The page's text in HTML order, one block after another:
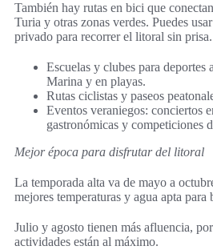
También hay rutas en bici que
Turia y otras zonas verdes. Puedes
privado para recorrer el litoral sin prisa.
Escuelas y clubes para deportes
Marina y en playas.
Rutas ciclistas y paseos
Eventos veraniegos: conciertos
gastronómicas y competiciones
Mejor época para disfrutar del litoral
La temporada alta va de mayo a
mejores temperaturas y agua apta para
Julio y agosto tienen más afluencia,
actividades están al máximo.